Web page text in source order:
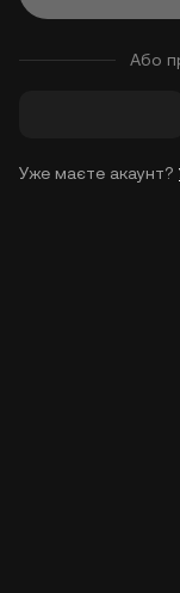
Або
Уже маєте акаунт?